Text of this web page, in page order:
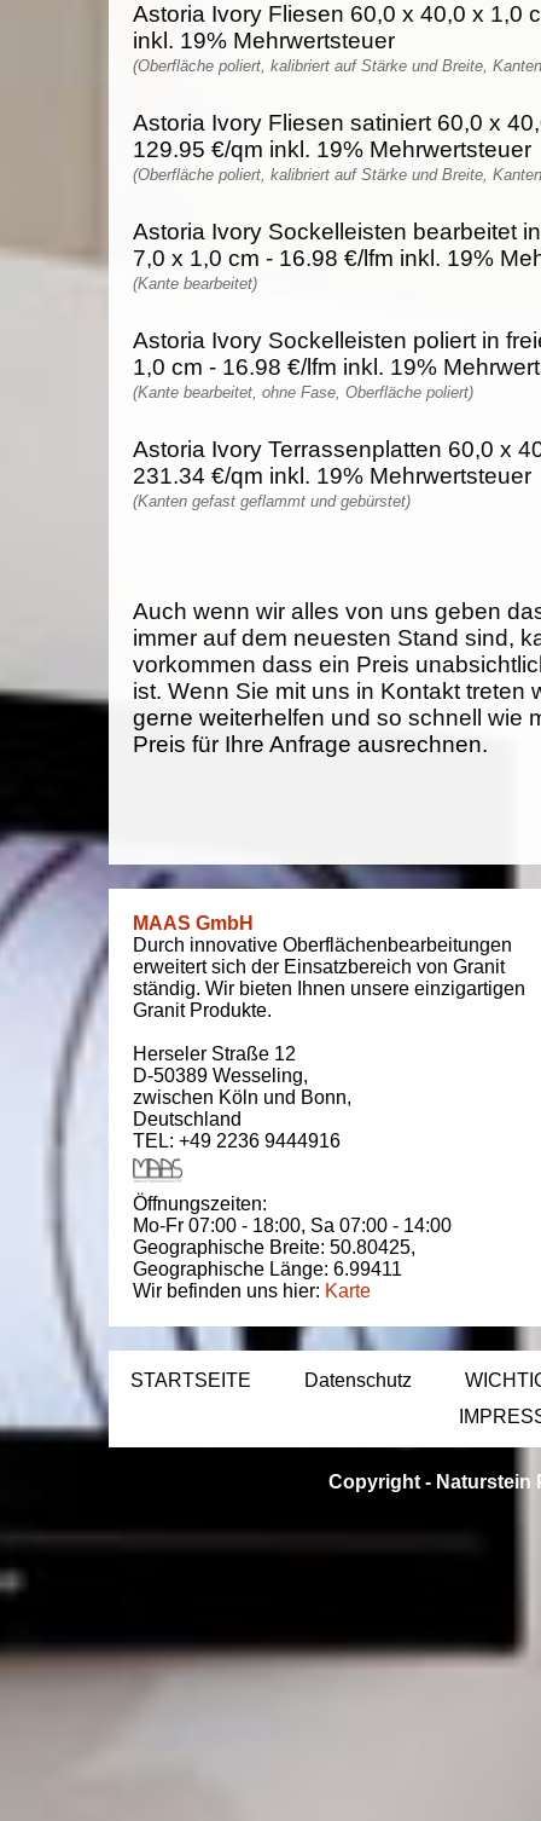
Astoria Ivory Fliesen 60,0 x 40,0 x 1,0
inkl. 19% Mehrwertsteuer
(Oberfläche poliert, kalibriert auf Stärke und Breite,
Astoria Ivory Fliesen satiniert 60,0 x
129.95 €/qm inkl. 19% Mehrwertsteuer
(Oberfläche poliert, kalibriert auf Stärke und Breite,
Astoria Ivory Sockelleisten bearbeitet
7,0 x 1,0 cm - 16.98 €/lfm inkl. 19%
(Kante bearbeitet)
Astoria Ivory Sockelleisten poliert in
1,0 cm - 16.98 €/lfm inkl. 19%
(Kante bearbeitet, ohne Fase, Oberfläche poliert)
Astoria Ivory Terrassenplatten 60,0 x
231.34 €/qm inkl. 19% Mehrwertsteuer
(Kanten gefast geflammt und gebürstet)
Auch wenn wir alles von uns geben
immer auf dem neuesten Stand sind,
vorkommen dass ein Preis
ist. Wenn Sie mit uns in Kontakt treten
gerne weiterhelfen und so schnell wie
Preis für Ihre Anfrage ausrechnen.
MAAS GmbH
Durch innovative Oberflächenbearbeitungen
erweitert sich der Einsatzbereich von Granit
ständig. Wir bieten Ihnen unsere einzigartigen
Granit Produkte.
Herseler Straße 12
D-50389 Wesseling,
zwischen Köln und Bonn,
Deutschland
TEL: +49 2236 9444916
Öffnungszeiten:
Mo-Fr 07:00 - 18:00, Sa 07:00 - 14:00
Geographische Breite: 50.80425,
Geographische Länge: 6.99411
Wir befinden uns hier: Karte
STARTSEITE Datenschutz
Copyright - Naturstein